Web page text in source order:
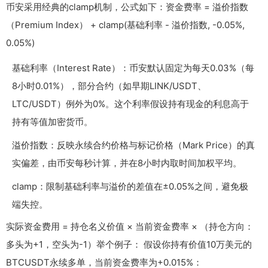
币安采用经典的clamp机制，公式如下：资金费率 = 溢价指数
（Premium Index） + clamp(基础利率 - 溢价指数, -0.05%,
0.05%)
基础利率（Interest Rate）：币安默认固定为每天0.03%（每
8小时0.01%），部分合约（如早期LINK/USDT、
LTC/USDT）例外为0%。这个利率假设持有现金的利息高于
持有等值加密货币。
溢价指数：反映永续合约价格与标记价格（Mark Price）的真
实偏差，由币安每秒计算，并在8小时内取时间加权平均。
clamp：限制基础利率与溢价的差值在±0.05%之间，避免极
端失控。
实际资金费用 = 持仓名义价值 × 当前资金费率 × （持仓方向：
多头为+1，空头为-1）举个例子： 假设你持有价值10万美元的
BTCUSDT永续多单，当前资金费率为+0.015%：